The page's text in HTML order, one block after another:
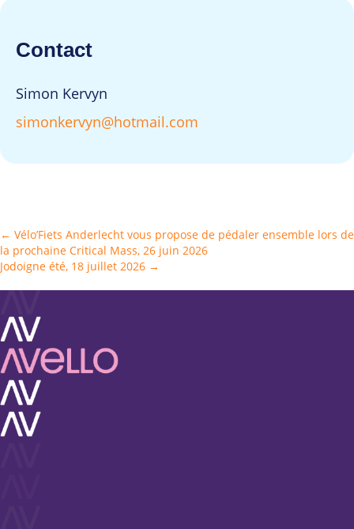
Contact
Simon Kervyn
simonkervyn@hotmail.com
Posts
navigation
← Vélo’Fiets Anderlecht vous propose de pédaler ensemble lors de
la prochaine Critical Mass, 26 juin 2026
Jodoigne été, 18 juillet 2026 →